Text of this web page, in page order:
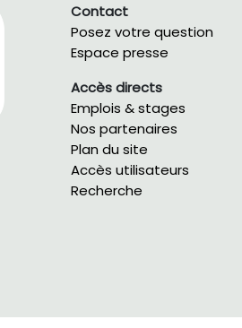
Contact
Posez votre question
Espace presse
Accès directs
Emplois & stages
Nos partenaires
Plan du site
Accès utilisateurs
Recherche